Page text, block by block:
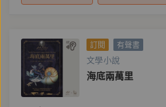
訂閱 有聲書
文學小說
海底兩萬里